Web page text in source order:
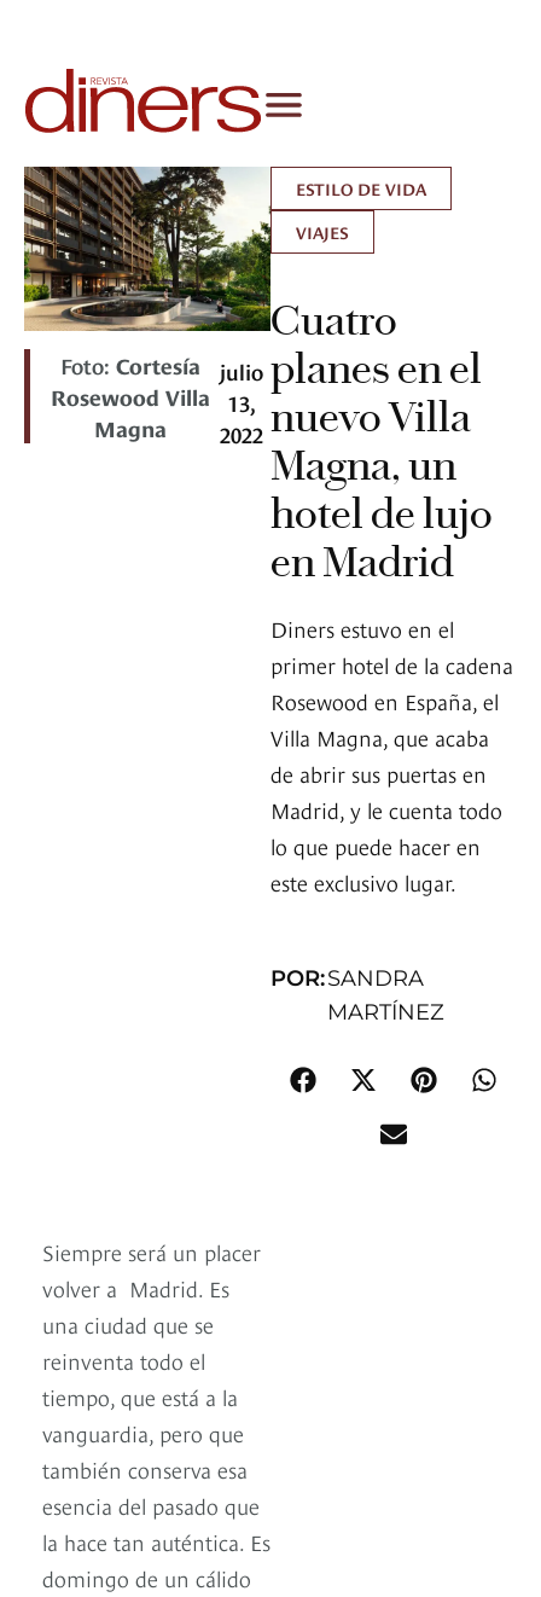
Foto: Cortesía
Rosewood Villa
Magna
julio
13,
2022
ESTILO DE VIDA
VIAJES
Cuatro
planes en el
nuevo Villa
Magna, un
hotel de lujo
en Madrid
Diners estuvo en el
primer hotel de la cadena
Rosewood en España, el
Villa Magna, que acaba
de abrir sus puertas en
Madrid, y le cuenta todo
lo que puede hacer en
este exclusivo lugar.
POR:SANDRA
MARTÍNEZ
Siempre será un placer
volver a Madrid. Es
una ciudad que se
reinventa todo el
tiempo, que está a la
vanguardia, pero que
también conserva esa
esencia del pasado que
la hace tan auténtica. Es
domingo de un cálido